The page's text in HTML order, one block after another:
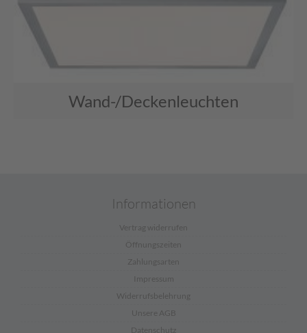
Wand-/Deckenleuchten
Informationen
Vertrag widerrufen
Öffnungszeiten
Zahlungsarten
Impressum
Widerrufsbelehrung
Unsere AGB
Datenschutz